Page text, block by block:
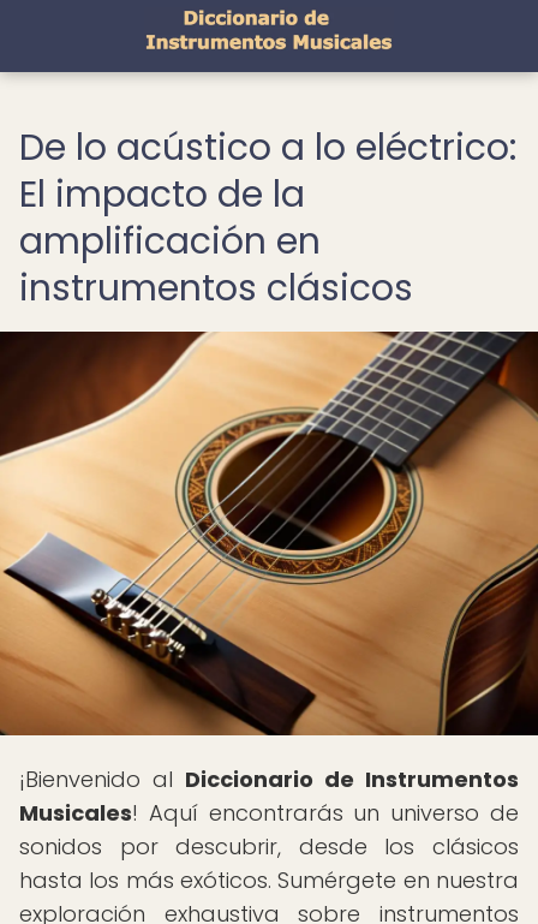
De lo acústico a lo eléctrico:
El impacto de la
amplificación en
instrumentos clásicos
¡Bienvenido al Diccionario de Instrumentos
Musicales! Aquí encontrarás un universo de
sonidos por descubrir, desde los clásicos
hasta los más exóticos. Sumérgete en nuestra
exploración exhaustiva sobre instrumentos